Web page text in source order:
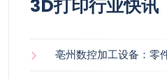
3D打印行业快讯
亳州数控加工设备：零